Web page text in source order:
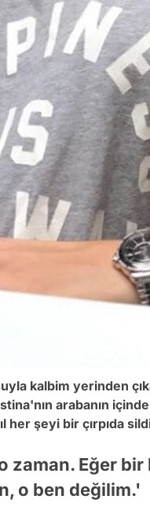
kalbim yerinden
arabanın içinde
her şeyi bir çırpıda
zaman. Eğer
o ben değilim.'